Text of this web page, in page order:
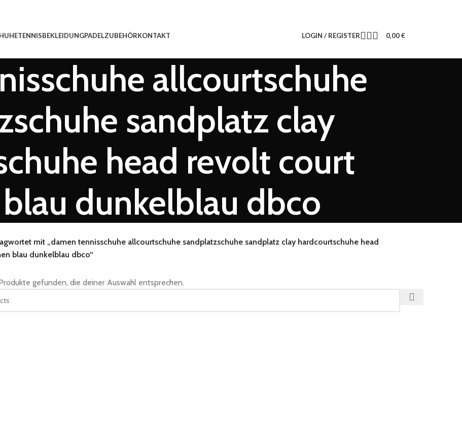
TENNISBEKLEIDUNGPADELZUBEHÖRKONTAKT LOGIN / REGISTER 0,00€
allcourtschuhe
sandplatz clay
head revolt court
dunkelblau dbco
mit „damen tennisschuhe allcourtschuhe sandplatzschuhe sandplatz clay hardcourtschuhe head
blau dunkelblau dbco“
gefunden, die deiner Auswahl entsprechen.